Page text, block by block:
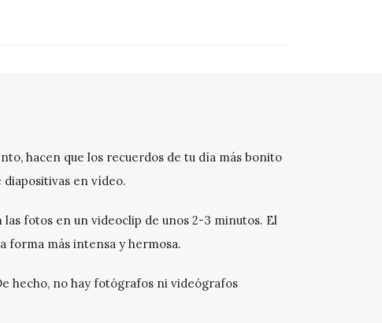
hacen que los recuerdos de tu día más bonito
en vídeo.
fotos en un videoclip de unos 2-3 minutos. El
forma más intensa y hermosa.
hecho, no hay fotógrafos ni videógrafos